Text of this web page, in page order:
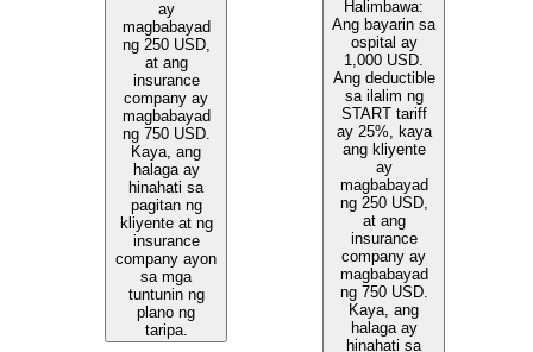
ay
magbabayad
ng 250 USD,
at ang
insurance
company ay
magbabayad
ng 750 USD.
Kaya, ang
halaga ay
hinahati sa
pagitan ng
kliyente at ng
insurance
company ayon
sa mga
tuntunin ng
plano ng
taripa.
Halimbawa:
Ang bayarin sa
ospital ay
1,000 USD.
Ang deductible
sa ilalim ng
START tariff
ay 25%, kaya
ang kliyente
ay
magbabayad
ng 250 USD,
at ang
insurance
company ay
magbabayad
ng 750 USD.
Kaya, ang
halaga ay
hinahati sa